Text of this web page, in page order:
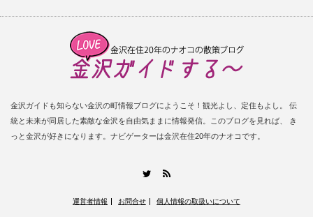
金沢ガイドも知らない金沢の町情報ブログにようこそ！観光よし、定住もよし。 伝
統と未来が同居した素敵な金沢を自由気ままに情報発信。このブログを見れば、 き
っと金沢が好きになります。ナビゲーターは金沢在住20年のナオコです。
Twitter
運営者情報 お問合せ 個人情報の取扱いについて